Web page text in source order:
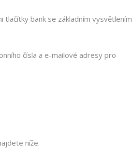
bank se základním vysvětlením
čísla a e-mailové adresy pro
níže.